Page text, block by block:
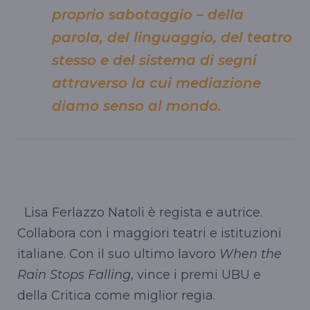
proprio sabotaggio – della
parola, del linguaggio, del teatro
stesso e del sistema di segni
attraverso la cui mediazione
diamo senso al mondo.
Lisa Ferlazzo Natoli è regista e autrice.
Collabora con i maggiori teatri e istituzioni
italiane. Con il suo ultimo lavoro When the
Rain Stops Falling, vince i premi UBU e
della Critica come miglior regia.